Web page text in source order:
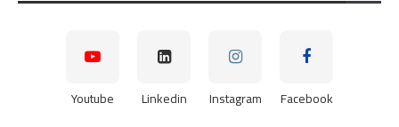
Facebook
Instagram
Linkedin
Youtube